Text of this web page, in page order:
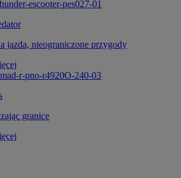
jazda, nieograniczone przygody
granice